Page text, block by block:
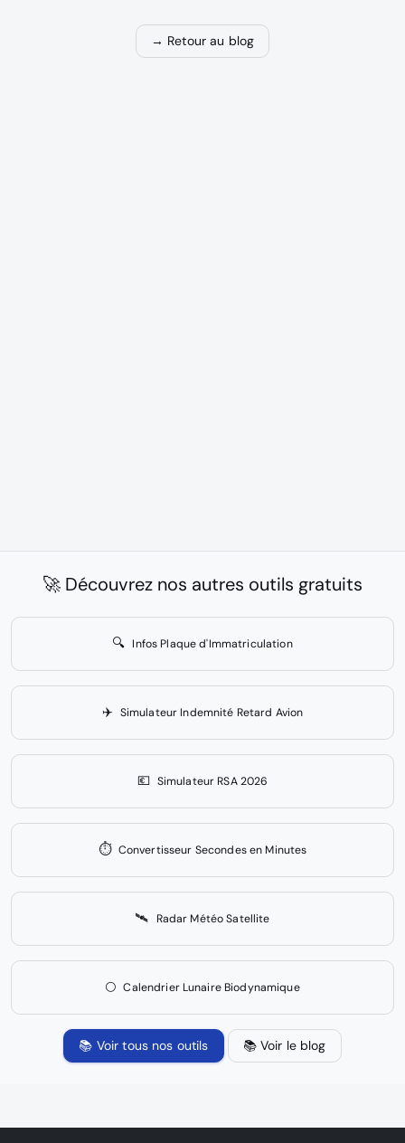
→ Retour au blog
🚀 Découvrez nos autres outils gratuits
🔍 Infos Plaque d'Immatriculation
✈️ Simulateur Indemnité Retard Avion
💶 Simulateur RSA 2026
⏱️ Convertisseur Secondes en Minutes
🛰️ Radar Météo Satellite
🌕 Calendrier Lunaire Biodynamique
📚 Voir tous nos outils 📚 Voir le blog